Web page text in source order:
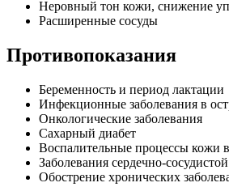
Неровный тон кожи, снижение
Расширенные сосуды
Противопоказания
Беременность и период лактации
Инфекционные заболевания в
Онкологические заболевания
Сахарный диабет
Воспалительные процессы кожи в
Заболевания сердечно-
Обострение хронических